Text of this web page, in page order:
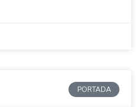
PORTADA